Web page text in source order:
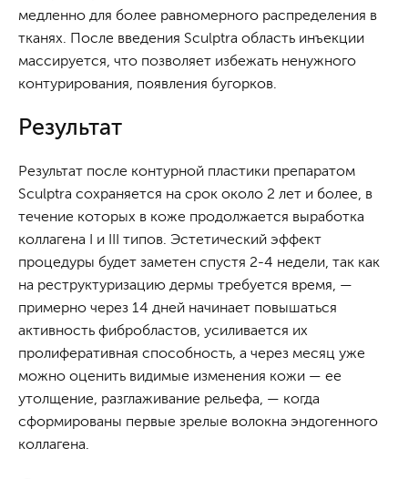
медленно для более равномерного распределения в
тканях. После введения Sculptra область инъекции
массируется, что позволяет избежать ненужного
контурирования, появления бугорков.
Результат
Результат после контурной пластики препаратом
Sculptra сохраняется на срок около 2 лет и более, в
течение которых в коже продолжается выработка
коллагена I и III типов. Эстетический эффект
процедуры будет заметен спустя 2-4 недели, так как
на реструктуризацию дермы требуется время, —
примерно через 14 дней начинает повышаться
активность фибробластов, усиливается их
пролиферативная способность, а через месяц уже
можно оценить видимые изменения кожи — ее
утолщение, разглаживание рельефа, — когда
сформированы первые зрелые волокна эндогенного
коллагена.